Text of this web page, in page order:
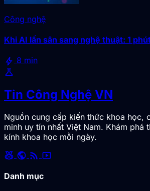
Công nghệ
Khi AI lấn sân sang nghệ thuật: 1
bolt 8 min
science
Tin Công Nghệ VN
Nguồn cung cấp kiến thức khoa học,
minh uy tín nhất Việt Nam. Khám phá
kính khoa học mỗi ngày.
social_leaderboard public rss_feed smart_display
Danh mục